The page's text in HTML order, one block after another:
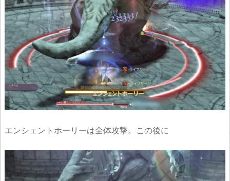
エンシェントホーリーは全体攻撃。この後に